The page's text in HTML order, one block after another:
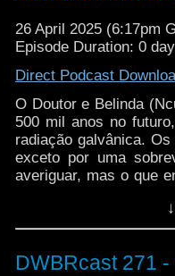
review!
26 April 2025 (6:17pm
Episode Duration: 0
Direct Podcast
O Doutor e Belinda
500 mil anos no
radiação galvânica.
exceto por uma
averiguar, mas o que
Tennant!
DWBRcast 271 -